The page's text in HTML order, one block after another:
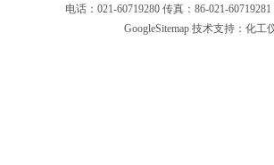
电话：021-60719280 传真：86-021-
GoogleSitemap 技术支持：化工